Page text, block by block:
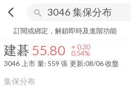
arrow_back_ios search
建碁 55.80+ 0.54%
訂閱或綁定，解鎖即時及進階功能
建碁 55.80 + 0.30
0.54%
3046 上市 量: 559 張 更新:08/06 收盤
集保分布